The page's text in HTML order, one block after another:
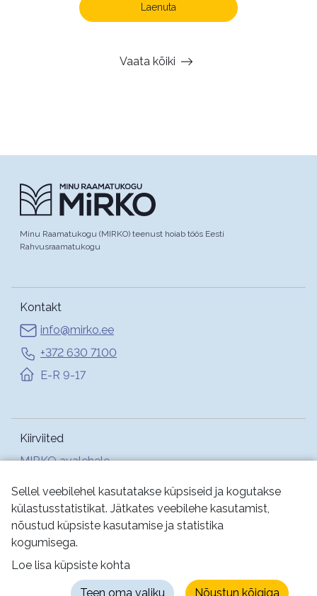
Sellel veebilehel kasutatakse küpsiseid ja kogutakse
külastusstatistikat. Jätkates veebilehe kasutamist,
nõustud küpsiste kasutamise ja statistika
kogumisega.
Loe lisa küpsiste kohta
Teen oma valiku Nõustun kõigiga
Laenuta
Vaata kõiki
Minu Raamatukogu (MIRKO) teenust hoiab töös Eesti
Rahvusraamatukogu
Kontakt
info@mirko.ee
+372 630 7100
E-R 9-17
Kiirviited
MIRKO avalehele
Abi
Jälgi meid:
Kasutustingimused Küpsised